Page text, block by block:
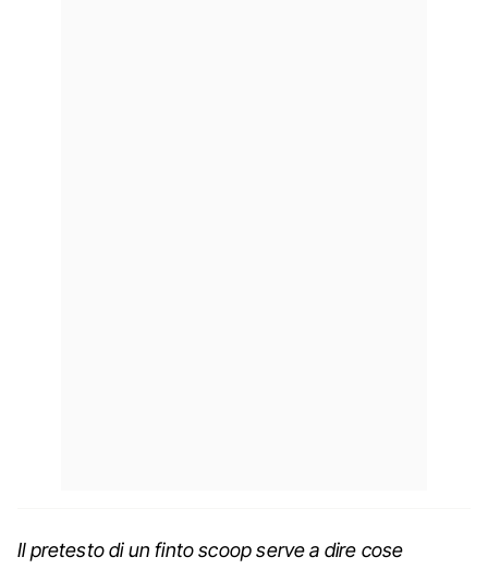
Il pretesto di un finto scoop serve a dire cose